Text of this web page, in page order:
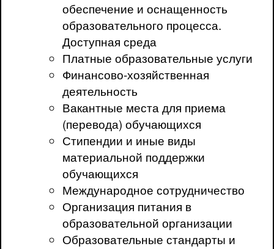
обеспечение и оснащенность
образовательного процесса.
Доступная среда
Платные образовательные услуги
Финансово-хозяйственная
деятельность
Вакантные места для приема
(перевода) обучающихся
Стипендии и иные виды
материальной поддержки
обучающихся
Международное сотрудничество
Организация питания в
образовательной организации
Образовательные стандарты и